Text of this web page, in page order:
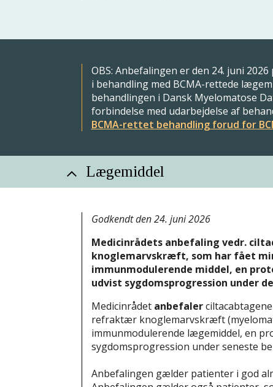
OBS: Anbefalingen er den 24. juni
i behandling med BCMA-rettede
behandlingen i Dansk Myelomatose
forbindelse med udarbejdelse af
BCMA-rettet behandling forud for
Lægemiddel
Godkendt den 24. juni 2026
Medicinrådets anbefaling vedr.
knoglemarvskræft, som har fået
immunmodulerende middel, en
udvist sygdomsprogression under
Medicinrådet anbefaler
refraktær knoglemarvskræft
immunmodulerende lægemiddel, en
sygdomsprogression under seneste
Anbefalingen gælder patienter i god